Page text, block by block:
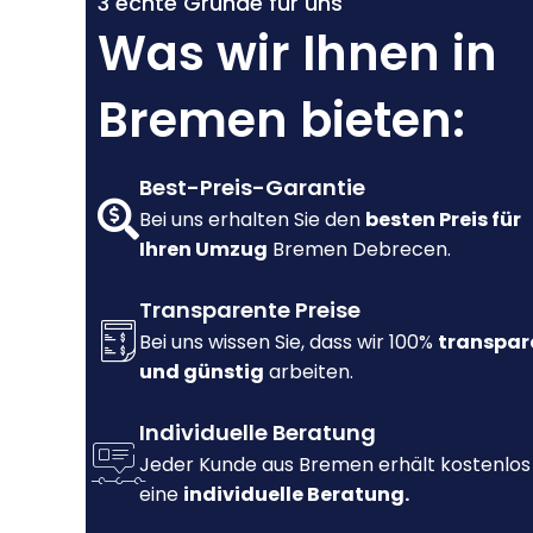
Was wir Ihnen in
Bremen bieten:
Best-Preis-Garantie
Bei uns erhalten Sie den besten Preis für
Ihren Umzug Bremen Debrecen.
Transparente Preise
Bei uns wissen Sie, dass wir 100%
und günstig arbeiten.
Individuelle Beratung
Jeder Kunde aus Bremen erhält kostenlos
eine individuelle Beratung.